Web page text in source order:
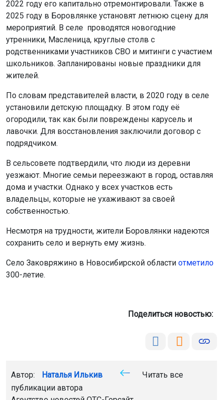
2022 году его капитально отремонтировали. Также в
2025 году в Боровлянке установят летнюю сцену для
мероприятий. В селе проводятся новогодние
утренники, Масленица, круглые столв с
родственниками участников СВО и митинги с участием
школьников. Запланированы новые праздники для
жителей.
По словам представителей власти, в 2020 году в селе
установили детскую площадку. В этом году её
огородили, так как были повреждены карусель и
лавочки. Для восстановления заключили договор с
подрядчиком.
В сельсовете подтвердили, что люди из деревни
уезжают. Многие семьи переезжают в город, оставляя
дома и участки. Однако у всех участков есть
владельцы, которые не ухаживают за своей
собственностью.
Несмотря на трудности, жители Боровлянки надеются
сохранить село и вернуть ему жизнь.
Село Заковряжино в Новосибирской области отметило
300-летие.
Поделиться новостью:
Автор: Наталья Илькив
Читать все
публикации автора